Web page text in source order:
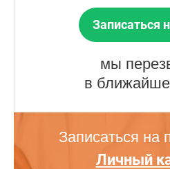
Записаться
мы
в
Записаться на
Личный